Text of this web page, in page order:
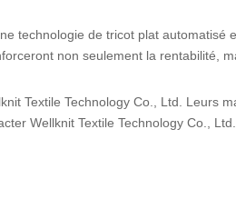
technologie de tricot plat automatisé
non seulement la rentabilité,
Textile Technology Co., Ltd. Leurs
Wellknit Textile Technology Co.,